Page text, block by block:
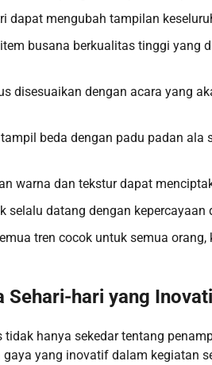
dapat mengubah tampilan
busana berkualitas tinggi yang
disesuaikan dengan acara yang
beda dengan padu padan ala
warna dan tekstur dapat
selalu datang dengan kepercayaan
tren cocok untuk semua
Sehari-hari yang
hanya sekedar tentang
yang inovatif dalam kegiatan